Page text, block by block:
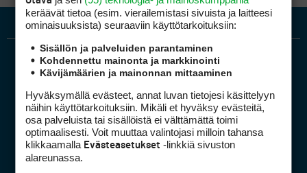
Golfpiste mediakortti
keräävät tietoa (esim. vierailemis­tasi sivuista ja laitteesi
ominaisuuk­sista) seuraaviin käyttötarkoituksiin:
Sisällön ja palveluiden parantaminen
Kohdennettu mainonta ja markkinointi
Kävijämäärien ja mainonnan mittaaminen
Hyväksymällä evästeet, annat luvan tietojesi käsittelyyn
näihin käyttötarkoituksiin. Mikäli et hyväksy evästeitä,
osa palveluista tai sisällöistä ei välttämättä toimi
optimaalisesti. Voit muuttaa valintojasi milloin tahansa
klikkaamalla Evästeasetukset -linkkiä sivuston
alareunassa.